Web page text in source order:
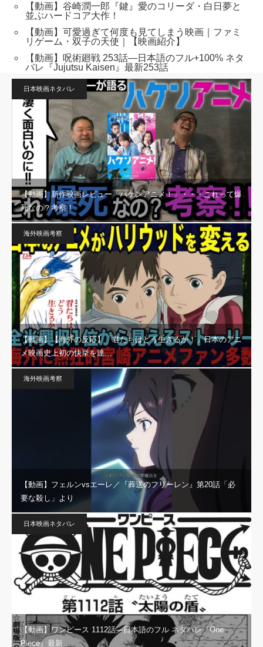
【動画】谷崎潤一郎『鍵』愛のコリーダ・白日夢と
並ぶハードコア大作！
【動画】可愛過ぎて何度も見てしまう映画｜ファミ
リゲーム・双子の天使｜【映画紹介】
【動画】呪術廻戦 253話―日本語のフル+100% ネタ
バレ『Jujutsu Kaisen』最新253話
日本映画ネタバレ
【動画】新作映画レビュー「ハケンアニメ！」・・・これって爆
死なの？考察！
海外映画考察
【動画】【海外の反応】「君たちはどう生きるか！」日本のアニ
メ映画史上初の快挙を達…
海外映画考察
【動画】フェルンvsエーレ／『葬送のフリーレン』第20話「必
要な殺し」より
日本映画ネタバレ
【動画】ワンピース 1112話―日本語のフル ネタバレ『One
Piece』最新…